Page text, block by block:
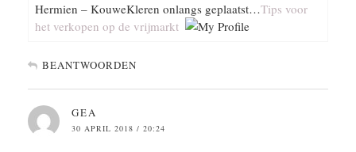
Hermien – KouweKleren onlangs geplaatst…Tips voor
het verkopen op de vrijmarkt
BEANTWOORDEN
GEA
30 APRIL 2018 / 20:24